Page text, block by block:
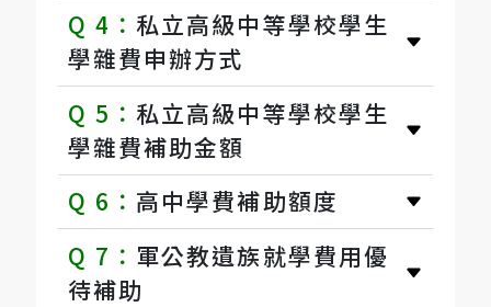
Q 4： 私立高級中等學校學生
學雜費申辦方式
Q 5： 私立高級中等學校學生
學雜費補助金額
Q 6： 高中學費補助額度
Q 7： 軍公教遺族就學費用優
待補助